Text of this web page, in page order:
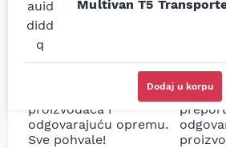
Multivan T5
Dodaj u korpu
prodavnice auto delova
i definitivno najbolje
cene su ovde. Kupila
sam više puta auto
delove iz MD Auto. Uvek
dobra preporuka za
proizvođača i
odgovarajuću opremu.
Sve pohvale!